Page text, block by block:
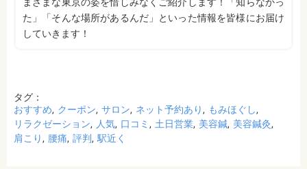
た」「そんな場所があるんだ」といった情報を皆様にお届け
していきます！
タグ：
おすすめ
クーポン サロン ネット予約あり
もみほぐし
リラクゼーション
人気 口コミ 土日営業 美容鍼 美容鍼灸
肩こり
腰痛 評判 駅近く